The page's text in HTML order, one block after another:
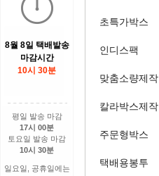
8월 8일 택배발송
마감시간
10시 30분
평일 발송 마감
17시 00분
토요일 발송 마감
10시 30분
일요일, 공휴일에는
초특가박스
인디스팩
맞춤소량제작
칼라박스제작
주문형박스
택배용봉투